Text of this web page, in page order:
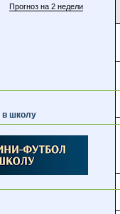
Прогноз на 2 недели
школу